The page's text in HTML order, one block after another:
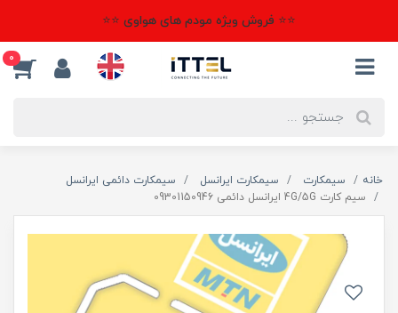
⭐⭐ فروش ویژه مودم های هواوی ⭐⭐
0
خانه سیمکارت سیمکارت ایرانسل
سیمکارت دائمی ایرانسل
سیم کارت 4G/5G ایرانسل دائمی 09301150946